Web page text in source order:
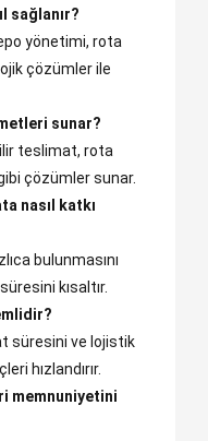
sağlanır?
yönetimi, rota
çözümler ile
sunar?
teslimat, rota
çözümler sunar.
nasıl katkı
bulunmasını
kısaltır.
süresini ve lojistik
hızlandırır.
memnuniyetini